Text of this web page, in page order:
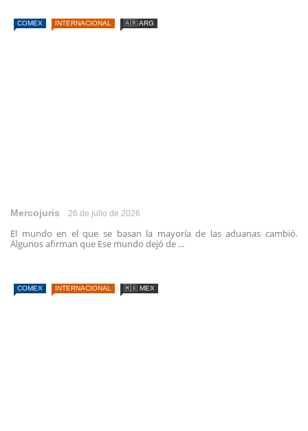
COMEX INTERNACIONAL 🇦🇷 ARG
Mercojuris 26 de julio de 2026
El mundo en el que se basan la mayoría de las aduanas cambió.
Algunos afirman que Ese mundo dejó de ...
COMEX INTERNACIONAL 🇲🇽 MEX